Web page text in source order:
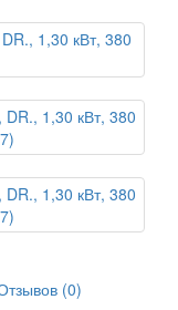
(0)